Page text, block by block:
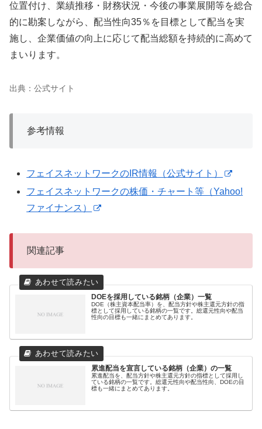
位置付け、業績推移・財務状況・今後の事業展開等を総合
的に勘案しながら、配当性向35％を目標として配当を実
施し、企業価値の向上に応じて配当総額を持続的に高めて
まいります。
出典：公式サイト
参考情報
フェイスネットワークのIR情報（公式サイト）
フェイスネットワークの株価・チャート等（Yahoo!
ファイナンス）
関連記事
DOEを採用している銘柄（企業）一覧
DOE（株主資本配当率）を、配当方針や株主還元方針の指
標として採用している銘柄の一覧です。総還元性向や配当
性向の目標も一緒にまとめてあります。
累進配当を宣言している銘柄（企業）の一覧
累進配当を、配当方針や株主還元方針の指標として採用し
ている銘柄の一覧です。総還元性向や配当性向、DOEの目
標も一緒にまとめてあります。